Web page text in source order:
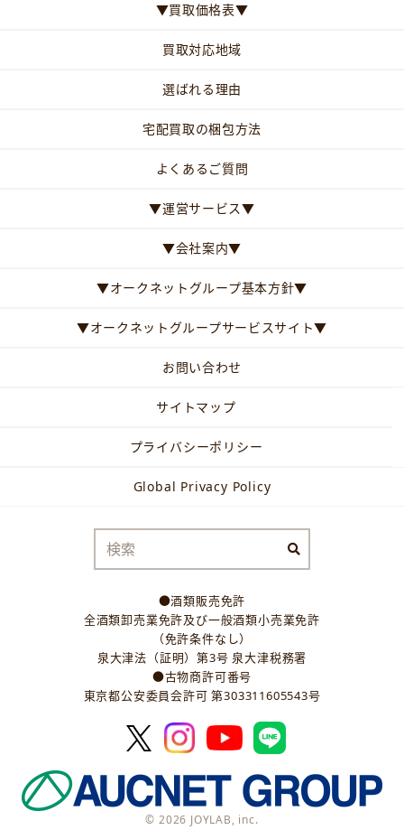
▼買取価格表▼
買取対応地域
選ばれる理由
宅配買取の梱包方法
よくあるご質問
▼運営サービス▼
▼会社案内▼
▼オークネットグループ基本方針▼
▼オークネットグループサービスサイト▼
お問い合わせ
サイトマップ
プライバシーポリシー
Global Privacy Policy
●酒類販売免許
全酒類卸売業免許及び一般酒類小売業免許
（免許条件なし）
泉大津法（証明）第3号 泉大津税務署
●古物商許可番号
東京都公安委員会許可 第303311605543号
© 2026 JOYLAB, inc.